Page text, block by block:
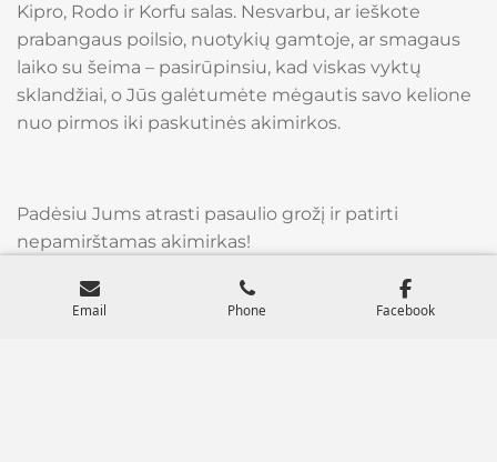
Kipro, Rodo ir Korfu salas. Nesvarbu, ar ieškote
prabangaus poilsio, nuotykių gamtoje, ar smagaus
laiko su šeima – pasirūpinsiu, kad viskas vyktų
sklandžiai, o Jūs galėtumėte mėgautis savo kelione
nuo pirmos iki paskutinės akimirkos.
Padėsiu Jums atrasti pasaulio grožį ir patirti
nepamirštamas akimirkas!
Email Phone Facebook